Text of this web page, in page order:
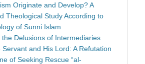
Originate and Develop? A
Theological Study According to
of Sunni Islam
the Delusions of Intermediaries
Servant and His Lord: A Refutation
of Seeking Rescue “al-